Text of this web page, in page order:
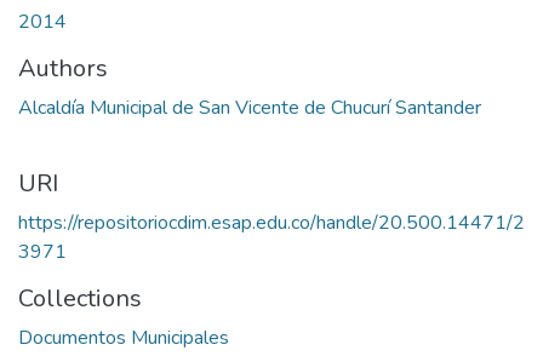
2014
Authors
Alcaldía Municipal de San Vicente de Chucurí Santander
URI
https://repositoriocdim.esap.edu.co/handle/20.500.14471/2
3971
Collections
Documentos Municipales